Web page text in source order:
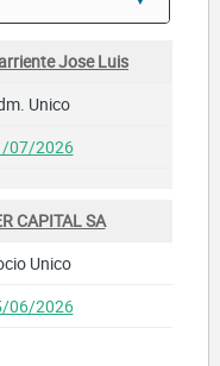
Jose Luis
Unico
07/2026
CAPITAL SA
Unico
06/2026